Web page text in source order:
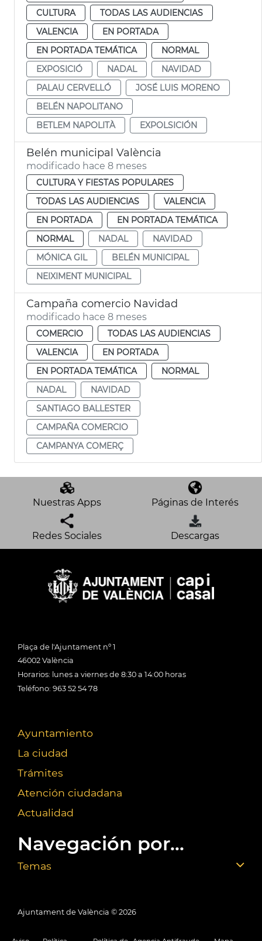
CULTURA
TODAS LAS AUDIENCIAS
VALENCIA
EN PORTADA
EN PORTADA TEMÁTICA
NORMAL
EXPOSICIÓ
NADAL
NAVIDAD
PALAU CERVELLÓ
JOSÉ LUIS MORENO
BELÉN NAPOLITANO
BETLEM NAPOLITÀ
EXPOLSICIÓN
Belén municipal València
modificado hace 8 meses
CULTURA Y FIESTAS POPULARES
TODAS LAS AUDIENCIAS
VALENCIA
EN PORTADA
EN PORTADA TEMÁTICA
NORMAL
NADAL
NAVIDAD
MÓNICA GIL
BELÉN MUNICIPAL
NEIXIMENT MUNICIPAL
Campaña comercio Navidad
modificado hace 8 meses
COMERCIO
TODAS LAS AUDIENCIAS
VALENCIA
EN PORTADA
EN PORTADA TEMÁTICA
NORMAL
NADAL
NAVIDAD
SANTIAGO BALLESTER
CAMPAÑA COMERCIO
CAMPANYA COMERÇ
Nuestras Apps Páginas de Interés
Redes Sociales Descargas
Plaça de l'Ajuntament nº 1
46002 València
Horarios: lunes a viernes de 8:30 a 14:00 horas
Teléfono: 963 52 54 78
Ayuntamiento
La ciudad
Trámites
Atención ciudadana
Actualidad
Navegación por...
Temas
Ajuntament de València © 2026